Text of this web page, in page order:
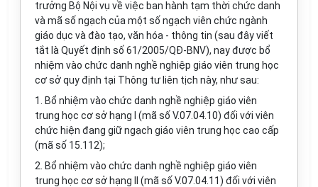
trưởng Bộ Nội vụ về việc ban hành tạm thời chức danh
và mã số ngạch của một số ngạch viên chức ngành
giáo dục và đào tạo, văn hóa - thông tin (sau đây viết
tắt là Quyết định số 61/2005/QĐ-BNV), nay được bổ
nhiệm vào chức danh nghề nghiệp giáo viên trung học
cơ sở quy định tại Thông tư liên tịch này, như sau:
1. Bổ nhiệm vào chức danh nghề nghiệp giáo viên
trung học cơ sở hạng I (mã số V.07.04.10) đối với viên
chức hiện đang giữ ngạch giáo viên trung học cao cấp
(mã số 15.112);
2. Bổ nhiệm vào chức danh nghề nghiệp giáo viên
trung học cơ sở hạng II (mã số V.07.04.11) đối với viên